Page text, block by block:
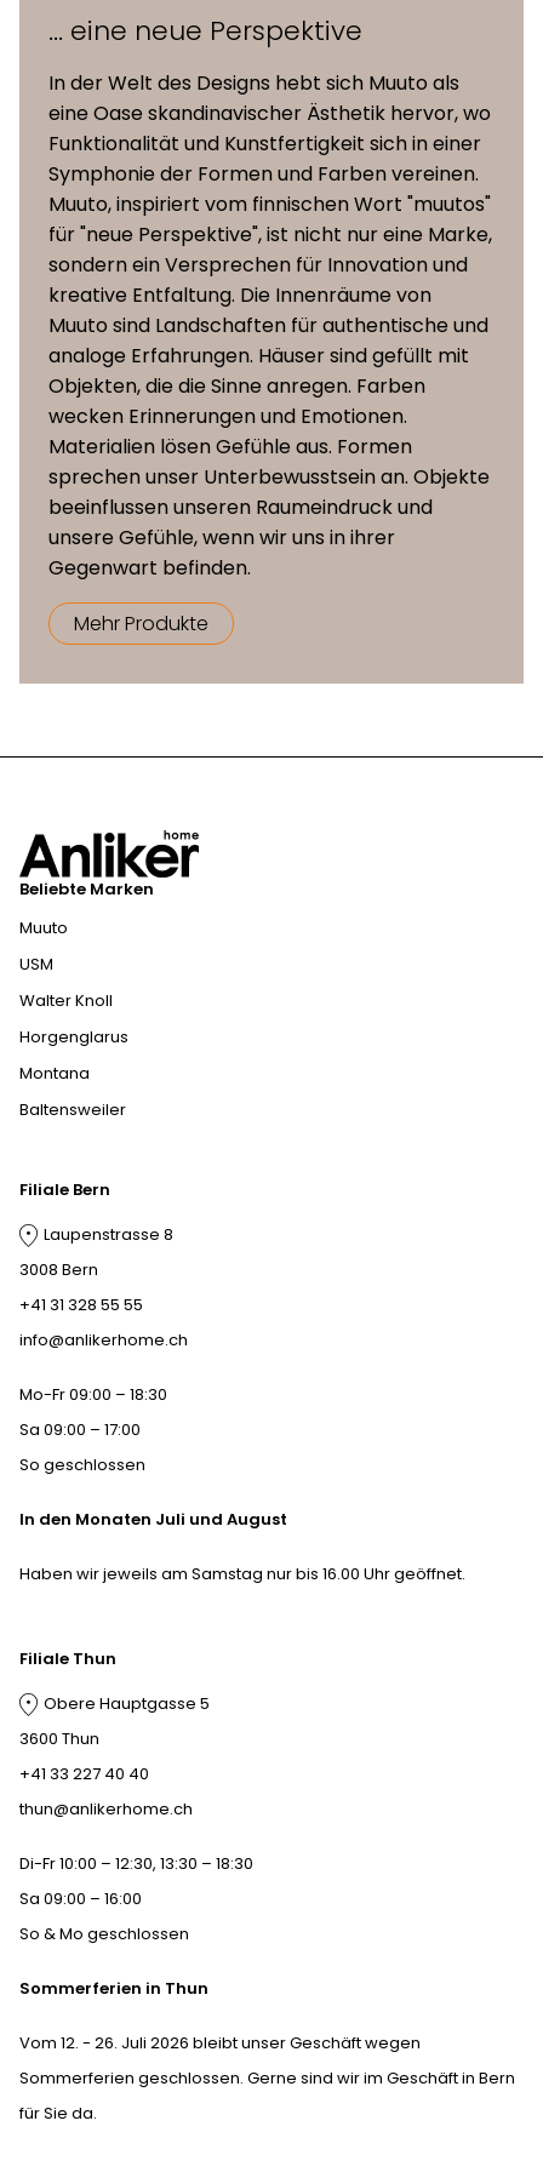
... eine neue Perspektive
In der Welt des Designs hebt sich Muuto als
eine Oase skandinavischer Ästhetik hervor, wo
Funktionalität und Kunstfertigkeit sich in einer
Symphonie der Formen und Farben vereinen.
Muuto, inspiriert vom finnischen Wort "muutos"
für "neue Perspektive", ist nicht nur eine Marke,
sondern ein Versprechen für Innovation und
kreative Entfaltung. Die Innenräume von
Muuto sind Landschaften für authentische und
analoge Erfahrungen. Häuser sind gefüllt mit
Objekten, die die Sinne anregen. Farben
wecken Erinnerungen und Emotionen.
Materialien lösen Gefühle aus. Formen
sprechen unser Unterbewusstsein an. Objekte
beeinflussen unseren Raumeindruck und
unsere Gefühle, wenn wir uns in ihrer
Gegenwart befinden.
Mehr Produkte
Beliebte Marken
Muuto
USM
Walter Knoll
Horgenglarus
Montana
Baltensweiler
Filiale Bern
Laupenstrasse 8
3008 Bern
+41 31 328 55 55
info@anlikerhome.ch
Mo-Fr 09:00 – 18:30
Sa 09:00 – 17:00
So geschlossen
In den Monaten Juli und August
Haben wir jeweils am Samstag nur bis 16.00 Uhr geöffnet.
Filiale Thun
Obere Hauptgasse 5
3600 Thun
+41 33 227 40 40
thun@anlikerhome.ch
Di-Fr 10:00 – 12:30, 13:30 – 18:30
Sa 09:00 – 16:00
So & Mo geschlossen
Sommerferien in Thun
Vom 12. - 26. Juli 2026 bleibt unser Geschäft wegen
Sommerferien geschlossen. Gerne sind wir im Geschäft in Bern
für Sie da.